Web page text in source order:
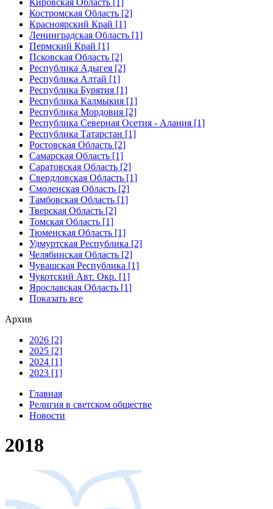
Кировская Область [1]
Костромская Область [2]
Красноярский Край [1]
Ленинградская Область [1]
Пермский Край [1]
Псковская Область [2]
Республика Адыгея [2]
Республика Алтай [1]
Республика Бурятия [1]
Республика Калмыкия [1]
Республика Мордовия [2]
Республика Северная Осетия - Алания [1]
Республика Татарстан [1]
Ростовская Область [2]
Самарская Область [1]
Саратовская Область [2]
Свердловская Область [1]
Смоленская Область [2]
Тамбовская Область [1]
Тверская Область [2]
Томская Область [1]
Тюменская Область [1]
Удмуртская Республика [2]
Челябинская Область [2]
Чувашская Республика [1]
Чукотский Авт. Окр. [1]
Ярославская Область [1]
Показать все
Архив
2026 [2]
2025 [2]
2024 [1]
2023 [1]
Главная
Религия в светском обществе
Новости
2018